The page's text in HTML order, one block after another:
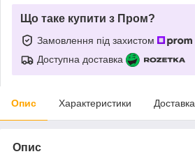
Що таке купити з Пром?
Замовлення під захистом
Доступна доставка
Опис Характеристики Доставка
Опис